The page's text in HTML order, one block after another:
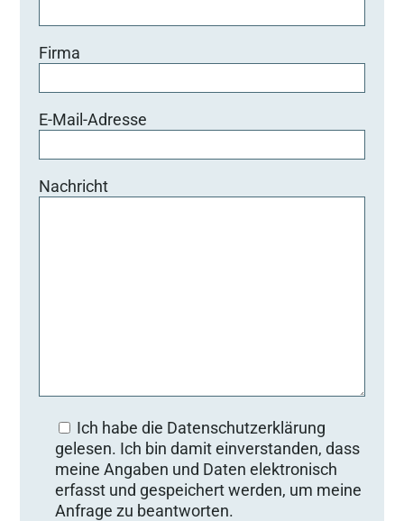
Firma
E-Mail-Adresse
Nachricht
Ich habe die Datenschutzerklärung
gelesen. Ich bin damit einverstanden, dass
meine Angaben und Daten elektronisch
erfasst und gespeichert werden, um meine
Anfrage zu beantworten.